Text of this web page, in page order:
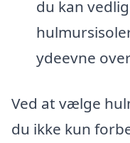
du kan
ydeevne
Ved at vælge
du ikke kun